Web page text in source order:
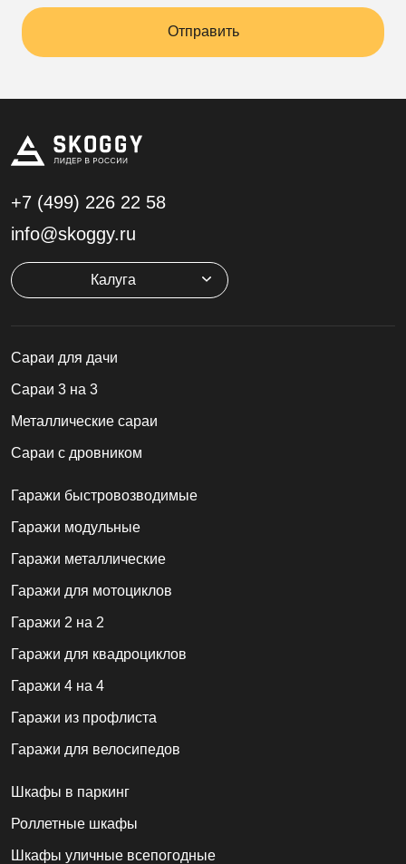
Отправить
+7 (499) 226 22 58
info@skoggy.ru
Калуга
Cараи для дачи
Сараи 3 на 3
Металлические сараи
Сараи с дровником
Гаражи быстровозводимые
Гаражи модульные
Гаражи металлические
Гаражи для мотоциклов
Гаражи 2 на 2
Гаражи для квадроциклов
Гаражи 4 на 4
Гаражи из профлиста
Гаражи для велосипедов
Шкафы в паркинг
Роллетные шкафы
Шкафы уличные всепогодные